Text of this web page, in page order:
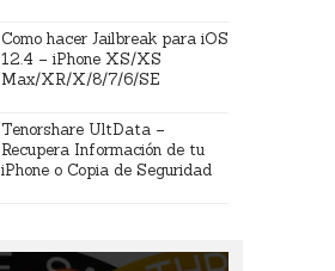
Como hacer Jailbreak para iOS
12.4 – iPhone XS/XS
Max/XR/X/8/7/6/SE
Tenorshare UltData –
Recupera Información de tu
iPhone o Copia de Seguridad